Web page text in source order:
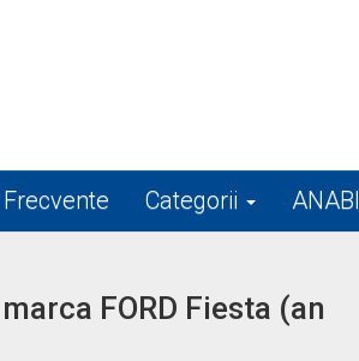
Categorii ANABI
FORD Fiesta (an